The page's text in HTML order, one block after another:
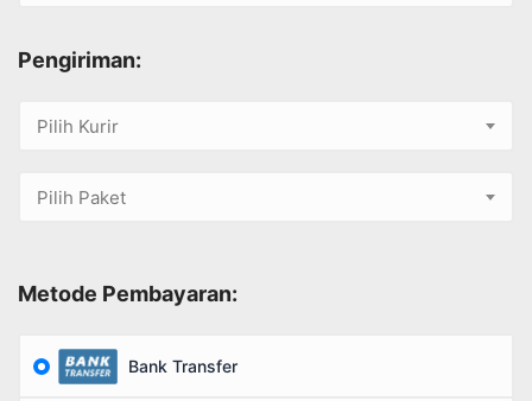
Pengiriman:
Pilih Kurir
Pilih Paket
Metode Pembayaran:
Bank Transfer